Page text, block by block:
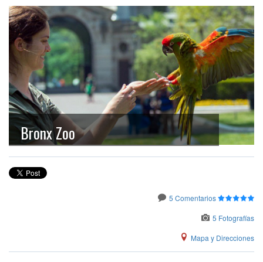
Bronx Zoo
5 Comentarios
5 Fotografías
Mapa y Direcciones